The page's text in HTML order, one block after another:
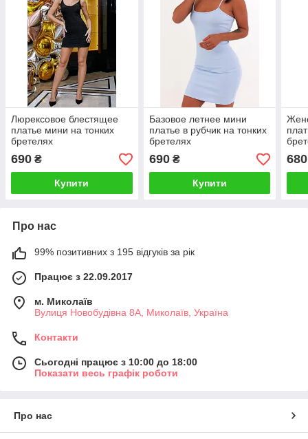
Люрексовое блестящее
платье мини на тонких
бретелях
690 ₴
Купити
Базовое летнее мини
платье в рубчик на тонких
бретелях
690₴
Купити
680
Про нас
99% позитивних з 195 відгуків за рік
Працює з 22.09.2017
м. Миколаїв
Вулиця Новобудівна 8А, Миколаїв, Україна
Контакти
Сьогодні працює з 10:00 до 18:00
Показати весь графік роботи
Про нас